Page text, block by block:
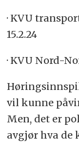
· KVU
15.2.24
· KVU Nord-
vil kunne
Men, det er
avgjør hva de